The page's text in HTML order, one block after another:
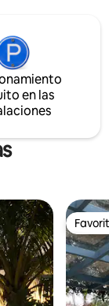
y
barrio
en las